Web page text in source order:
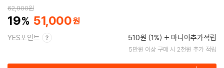
62,900원
19 51,000
YES포인트 510원 (1%) 마니아추가적립
5만원 이상 구매 시 2천원 추가 적립